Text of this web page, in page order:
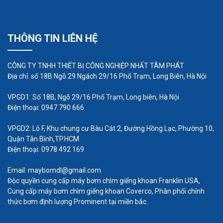
cũng được thiết kế với cấu tạo chắc chắn,
THÔNG TIN LIÊN HỆ
CÔNG TY TNHH THIẾT BỊ CÔNG NGHIỆP NHẤT TÂM PHÁT
Địa chỉ: số 18B Ngõ 29 Ngách 29/16 Phố Trạm, Long Biên, Hà Nội
VPGD1: Số 18B, Ngõ 29/16 Phố Trạm, Long biên, Hà Nội
Điện thoại: 0947 790 666
VPGD2: Lô F, Khu chung cư Bàu Cát 2, Đường Hồng Lạc, Phường 10,
Quận Tân Bình,TP.HCM
Điện thoại: 0978 492 169
Email: maybomdl@gmail.com
Độc quyền cung cấp máy bơm chìm giếng khoan Franklin USA,
Cung cấp máy bơm chìm giếng khoan Coverco, Phân phối chính
thức bơm định lượng Prominent tại miền bắc.